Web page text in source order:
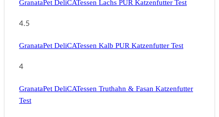
GranataPet DeliCATessen Lachs PUR Katzenfutter Test
4.5
GranataPet DeliCATessen Kalb PUR Katzenfutter Test
4
GranataPet DeliCATessen Truthahn & Fasan Katzenfutter
Test